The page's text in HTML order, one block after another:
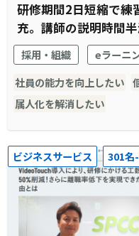
研修期間2日短縮で練
充。講師の説明時間
採用・組織
eラーニ
社員の能力を向上したい
属人化を解消したい
ビジネスサービス 301名